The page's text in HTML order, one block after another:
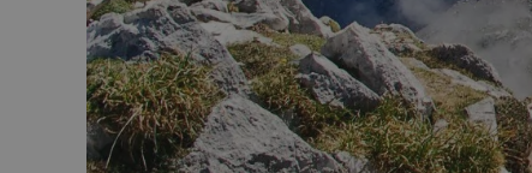
wordpress_test_cookie